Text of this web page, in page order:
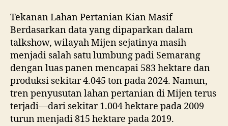
Tekanan Lahan Pertanian Kian Masif
Berdasarkan data yang dipaparkan dalam
talkshow, wilayah Mijen sejatinya masih
menjadi salah satu lumbung padi Semarang
dengan luas panen mencapai 583 hektare dan
produksi sekitar 4.045 ton pada 2024. Namun,
tren penyusutan lahan pertanian di Mijen terus
terjadi—dari sekitar 1.004 hektare pada 2009
turun menjadi 815 hektare pada 2019.